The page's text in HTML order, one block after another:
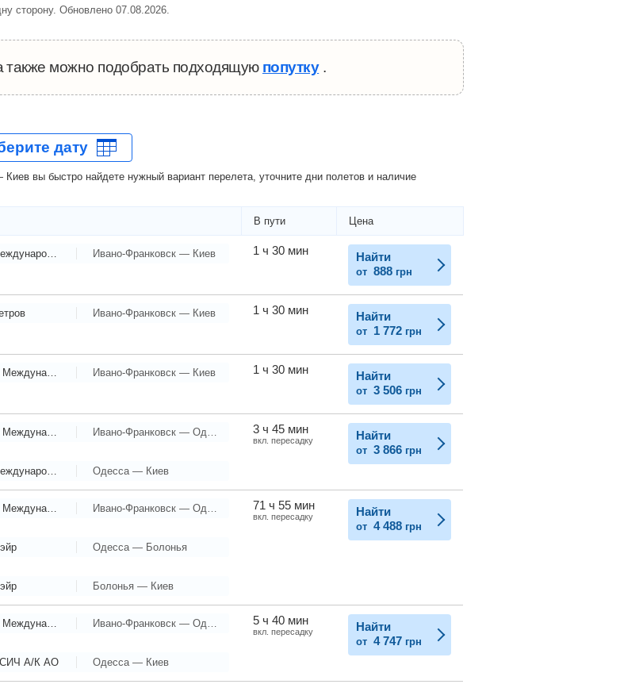
сторону. Обновлено 07.08.2026.
также можно подобрать подходящую попутку.
вы быстро найдете нужный вариант перелета, уточните дни полетов и наличие
В пути Цена
Авиалинии Украины Ивано-Франковск — Киев 1 ч 30 мин Найти
от 888 грн
Ивано-Франковск — Киев 1 ч 30 мин Найти
от 1 772 грн
Авиалинии Украины Ивано-Франковск — Киев 1 ч 30 мин Найти
от 3 506 грн
Авиалинии Украины
Авиалинии Украины Одесса — Киев
3 ч 45 мин
вкл. пересадку Найти
от 3 866 грн
Авиалинии Украины
Одесса — Болонья
Болонья — Киев
71 ч 55 мин
вкл. пересадку Найти
от 4 488 грн
Авиалинии Украины
СИЧ А/К АО Одесса — Киев
5 ч 40 мин
вкл. пересадку Найти
от 4 747 грн